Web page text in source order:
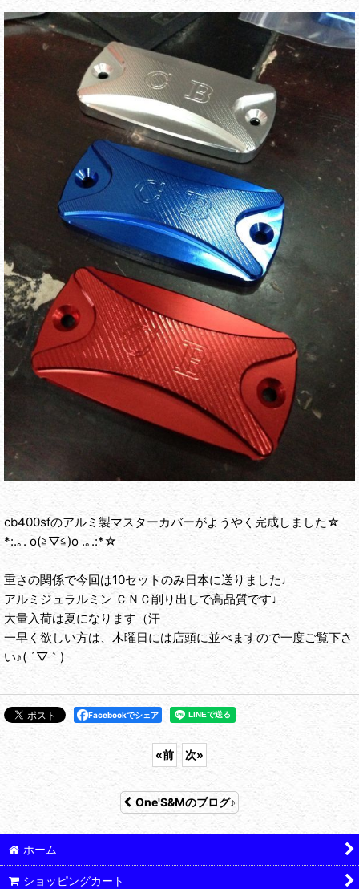
cb400sfのアルミ製マスターカバーがようやく完成しました☆
*:.｡. o(≧▽≦)o .｡.:*☆
重さの関係で今回は10セットのみ日本に送りました♩
アルミジュラルミン ＣＮＣ削り出しで高品質です♩
大量入荷は夏になります（汗
一早く欲しい方は、木曜日には店頭に並べますので一度ご覧下さ
い♪( ´▽｀)
Facebookでシェア
«前 次»
One'S&Mのブログ♪
ホーム
ショッピングカート